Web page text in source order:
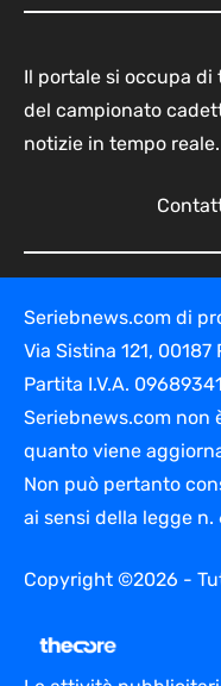
Il portale si occupa
del campionato
notizie in tempo reale.
Seriebnews.com di
Via Sistina 121,
Partita I.V.A.
Seriebnews.com non
quanto viene
Non può pertanto
ai sensi della legge n.
Copyright ©2026 -